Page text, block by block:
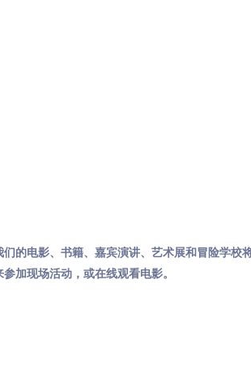
的电影、书籍、嘉宾演讲、艺术展和冒险学校
加现场活动，或在线观看电影。